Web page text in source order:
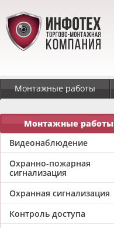
Монтажные работы
Монтажные работы
Видеонаблюдение
Охранно-пожарная
сигнализация
Охранная сигнализация
Контроль доступа